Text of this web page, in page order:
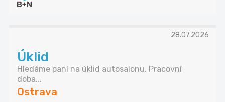
28.07.2026
Úklid
Hledáme paní na úklid autosalonu. Pracovní
doba...
Ostrava